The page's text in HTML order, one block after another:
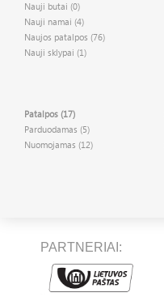
Nauji butai (0)
Nauji namai (4)
Naujos patalpos (76)
Nauji sklypai (1)
Patalpos (17)
Parduodamas (5)
Nuomojamas (12)
PARTNERIAI: